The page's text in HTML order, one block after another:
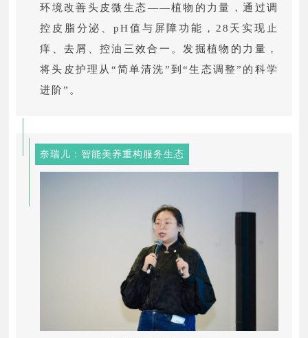
环境改善头皮微生态——植物的力量，通过调
控皮脂分泌、pH值与屏障功能，28天实现止
痒、去屑、控油三效合一。发掘植物的力量，
将头皮护理从“简单清洗”到“生态调整”的科学
进阶”。
奈瑞儿：智能美养重构服务生态